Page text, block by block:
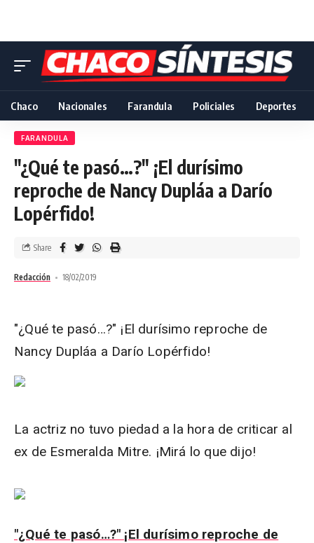
Chaco Nacionales Farandula Policiales Deportes
FARANDULA
"¿Qué te pasó…?" ¡El durísimo
reproche de Nancy Dupláa a Darío
Lopérfido!
Redacción 18/02/2019
Share
"¿Qué te pasó…?" ¡El durísimo reproche de
Nancy Dupláa a Darío Lopérfido!
La actriz no tuvo piedad a la hora de criticar al
ex de Esmeralda Mitre. ¡Mirá lo que dijo!
"¿Qué te pasó…?" ¡El durísimo reproche de